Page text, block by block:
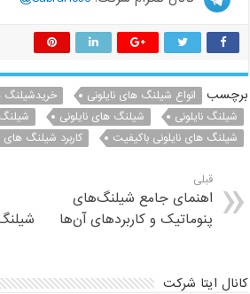
برچسب انواع شیلنگ های نایلونی
خریدشیلنگ
شیلنگ نایلونی
شیلنگ های نایلونی
شیلنگ
شیلنگ های نایلونی باکیفیت
کاربرد شیلنگ های
قبلی
اهنمای جامع شیلنگ‌های
پنوماتیک و کاربردهای آن‌ها
کانال ایتا شرکت